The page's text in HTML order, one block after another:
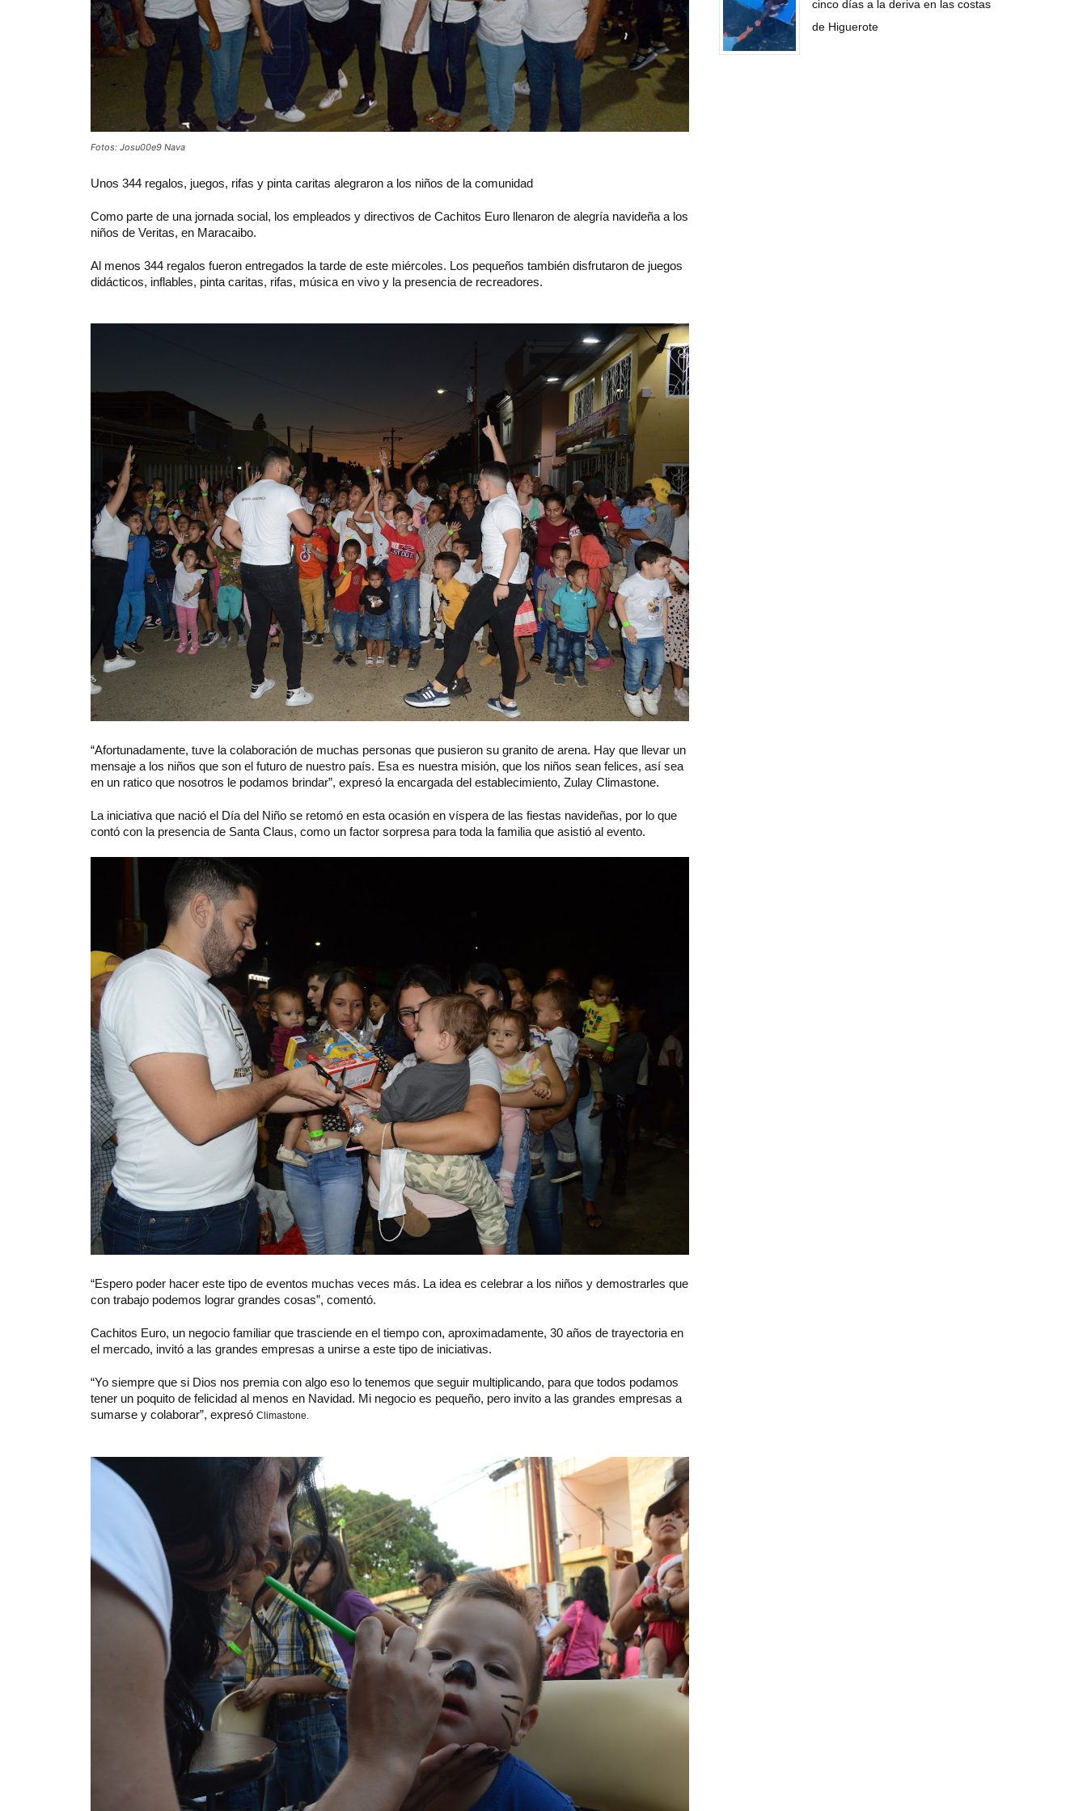
Fotos: Josu00e9 Nava
Unos 344 regalos, juegos, rifas y pinta caritas alegraron a los niños de la comunidad
Como parte de una jornada social, los empleados y directivos de Cachitos Euro llenaron de alegría navideña a los
niños de Veritas, en Maracaibo.
Al menos 344 regalos fueron entregados la tarde de este miércoles. Los pequeños también disfrutaron de juegos
didácticos, inflables, pinta caritas, rifas, música en vivo y la presencia de recreadores.
“Afortunadamente, tuve la colaboración de muchas personas que pusieron su granito de arena. Hay que llevar un
mensaje a los niños que son el futuro de nuestro país. Esa es nuestra misión, que los niños sean felices, así sea
en un ratico que nosotros le podamos brindar”, expresó la encargada del establecimiento, Zulay Climastone.
La iniciativa que nació el Día del Niño se retomó en esta ocasión en víspera de las fiestas navideñas, por lo que
contó con la presencia de Santa Claus, como un factor sorpresa para toda la familia que asistió al evento.
“Espero poder hacer este tipo de eventos muchas veces más. La idea es celebrar a los niños y demostrarles que
con trabajo podemos lograr grandes cosas”, comentó.
Cachitos Euro, un negocio familiar que trasciende en el tiempo con, aproximadamente, 30 años de trayectoria en
el mercado, invitó a las grandes empresas a unirse a este tipo de iniciativas.
“Yo siempre que si Dios nos premia con algo eso lo tenemos que seguir multiplicando, para que todos podamos
tener un poquito de felicidad al menos en Navidad. Mi negocio es pequeño, pero invito a las grandes empresas a
sumarse y colaborar”, expresó Climastone.
cinco días a la deriva en las costas
de Higuerote